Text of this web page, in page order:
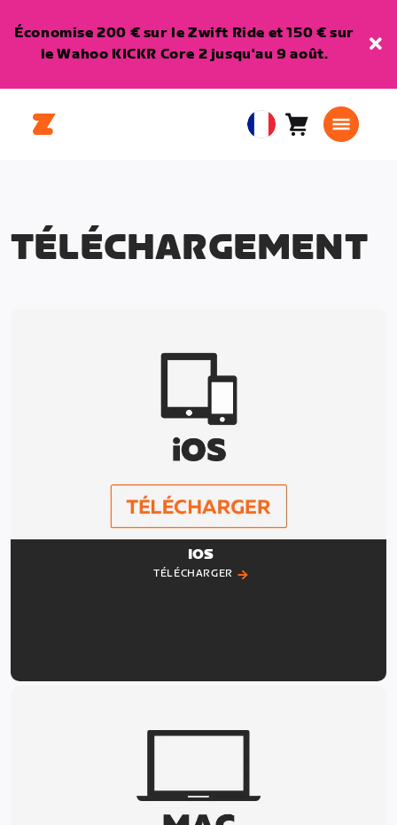
Économise 200 € sur le Zwift Ride et 150 € sur
le Wahoo KICKR Core 2 jusqu'au 9 août.
EuropeanPanier0
TÉLÉCHARGEMENT
IOS
TÉLÉCHARGER